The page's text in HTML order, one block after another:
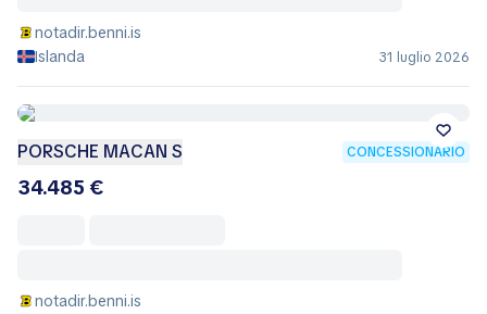
notadir.benni.is
Islanda
31 luglio 2026
PORSCHE MACAN S CONCESSIONARIO
34.485 €
notadir.benni.is